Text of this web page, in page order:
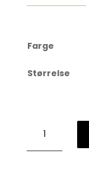
Farge
Størrelse
antall